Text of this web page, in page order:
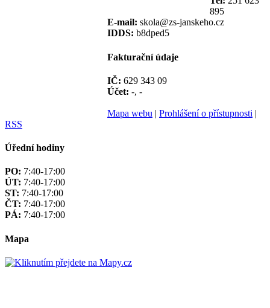
895
E-mail: skola@zs-janskeho.cz
IDDS: b8dped5
Fakturační údaje
IČ: 629 343 09
Účet: -, -
Mapa webu | Prohlášení o přístupnosti |
RSS
Úřední hodiny
PO: 7:40-17:00
ÚT: 7:40-17:00
ST: 7:40-17:00
ČT: 7:40-17:00
PÁ: 7:40-17:00
Mapa